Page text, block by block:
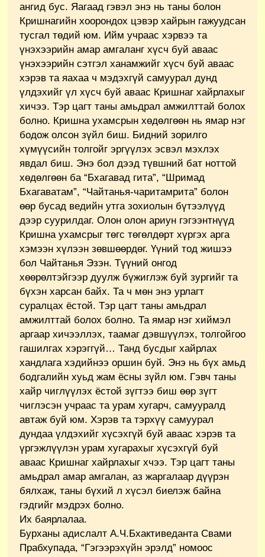
ангид бус. Яагаад гэвэл энэ нь таны болон
Кришнагийн хоорондох цэвэр хайрын гажуудсан
тусгал төдий юм. Ийм учраас хэрвээ та
үнэхээрийн амар амгаланг хүсч буй аваас
үнэхээрийн сэтгэл ханамжийг хүсч буй аваас
хэрэв та яахаа ч мэдэхгүй самуурал дунд
үлдэхийг үл хүсч буй аваас Кришнаг хайрлахыг
хичээ. Тэр цагт таны амьдрал амжилттай болох
болно. Кришна ухамсрын хөдөлгөөн нь ямар нэг
бодож олсон зүйл биш. Бидний зорилго
хүмүүсийн толгойг эргүүлэх эсвэл мэхлэх
явдал биш. Энэ бол дээд түвшний бат ноттой
хөдөлгөөн ба “Бхагавад гита”, “Шримад
Бхагаватам”, “Чайтанья-чаритамрита” болон
өөр бусад ведийн утга зохиолын бүтээлүүд
дээр суурилдаг. Олон олон ариун гэгээнтнүүд
Кришна ухамсрыг төгс төгөлдөрт хүргэх арга
хэмээн хүлээн зөвшөөрдөг. Үүний тод жишээ
бол Чайтанья Эзэн. Түүний онгод
хөөрөлтэйгээр дуулж бүжиглэж буй зургийг та
бүхэн харсан байх. Та ч мөн энэ урлагт
суралцах ёстой. Тэр цагт таны амьдрал
амжилттай болох болно. Та ямар нэг хиймэл
аргаар хичээллэх, таамаг дэвшүүлэх, толгойгоо
гашилгах хэрэггүй… Танд бусдыг хайрлах
хандлага хэдийнээ оршин буй. Энэ нь бүх амьд
бодгалийн хуьд жам ёсны зүйл юм. Гэвч таны
хайр чиглүүлэх ёстой зүгтээ биш өөр зүгт
чиглэсэн учраас та урам хугарч, самууралд
автаж буй юм. Хэрэв та тэрхүү самуурал
дундаа үлдэхийг хүсэхгүй буй аваас хэрэв та
үргэжлүүлэн урам хугарахыг хүсэхгүй буй
аваас Кришнаг хайрлахыг хчээ. Тэр цагт таны
амьдрал амар амгалан, аз жаргалаар дүүрэн
бялхаж, таны бүхий л хүсэл биелэж байна
гэдгийг мэдрэх болно.
Их баярлалаа.
Бурханы адислалт А.Ч.Бхактиведанта Свами
Прабхупада, “Гэгээрэхүйн эрэлд” номоос